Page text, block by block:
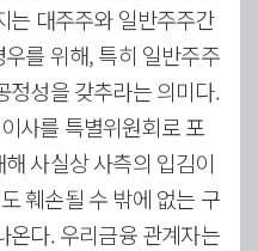
는 대주주와 일반주주간
를 위해, 특히 일반주주
정성을 갖추라는 의미다.
사를 특별위원회로 포
사실상 사측의 입김이
훼손될 수 밖에 없는 구
온다. 우리금융 관계자는